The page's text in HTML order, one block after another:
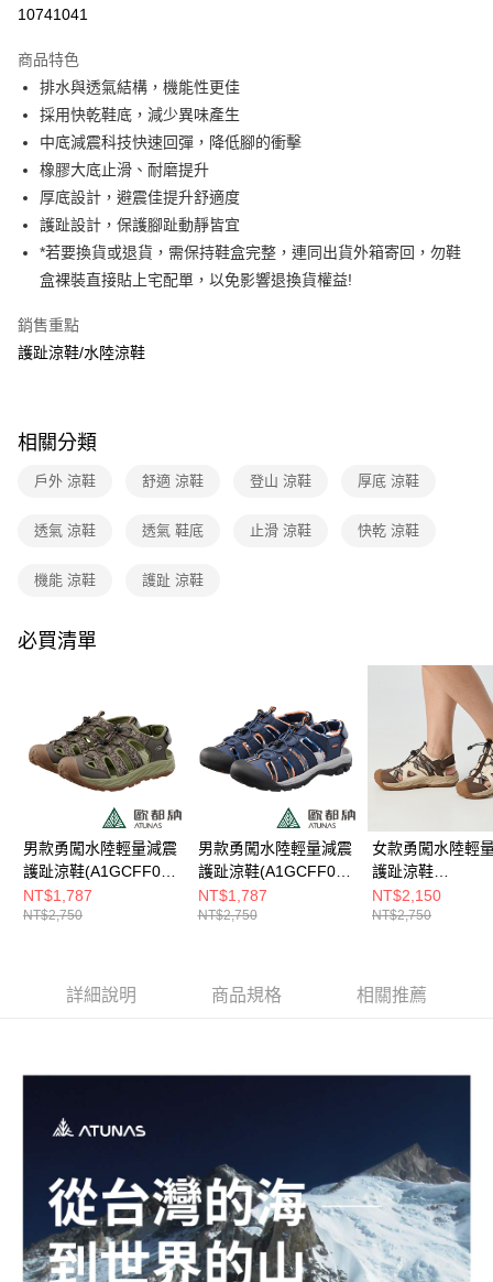
上海商業儲蓄銀行
臺灣中小企業銀行
匯豐（台灣）商業銀行
聯邦商業銀行
元大商業銀行
永豐商業銀行
玉山商業銀行
台灣樂天信用卡公司
合作金庫商業銀行
上海商業儲蓄銀行
國泰世華商業銀行
匯豐（台灣）商業銀行
聯邦商業銀行
遠東國際商業銀行
元大商業銀行
玉山商業銀行
台新國際商業銀行
LINE Pay
Apple Pay
悠遊付
Google Pay
全盈+PAY
大哥付你分期
相關說明
【大哥付你分期使用說明】
1.本服務由台灣大哥大提供，台灣大哥大用戶可立即使用無須另外申請。
流程，驗證手機門號後，選擇欲分期的期數、繳款截止日，確認付款後即完
成交易。
法說明評估內容。
【繳款方式說明】
1.分期款項不併入電信帳單，「大哥付你分期」於每月結算日後寄送繳費提
醒簡訊。
帳／街口支付／iPASS MONEY」等通路繳費。
【注意事項】
1.本服務係由「台灣大哥大股份有限公司」（以下簡稱本公司）所提供，讓
買賣價金債權讓與本公司後，依約使用本公司帳單繳交帳款。
2.基於同意付款使用「大哥付你分期」之契約關係目的，商店將以您的個人
資料（包含姓名、電話或地址）提供予台灣大哥大進項蒐集、處理及利用，
3.完整用戶服務條款，請詳閱以下連結：https://oppay.tw/userRule
ATM付款
貨到付款
每筆NT$80，滿NT$790(含以上)免運費
付款後門市自取
每筆NT$80，滿NT$790(含以上)免運費
每筆NT$130，滿NT$2,000(含以上)免運費
10741041
商品特色
排水與透氣結構，機能性更佳
採用快乾鞋底，減少異味產生
中底減震科技快速回彈，降低腳的衝擊
橡膠大底止滑、耐磨提升
厚底設計，避震佳提升舒適度
護趾設計，保護腳趾動靜皆宜
*若要換貨或退貨，需保持鞋盒完整，連同出貨外箱寄回，勿鞋
盒裸裝直接貼上宅配單，以免影響退換貨權益!
銷售重點
護趾涼鞋/水陸涼鞋
相關分類
戶外 涼鞋 舒適 涼鞋 登山 涼鞋 厚底 涼鞋
透氣 涼鞋 透氣 鞋底 止滑 涼鞋 快乾 涼鞋
機能 涼鞋 護趾 涼鞋
必買清單
男款勇闖水陸輕量減震
護趾涼鞋(A1GCFF04
橄綠/護趾/朔溪涼鞋/快
乾/機能涼鞋/厚底減震)
NT$1,787
NT$2,750
男款勇闖水陸輕量減震
護趾涼鞋(A1GCFF02
深藍/透氣/護趾/朔溪涼
鞋/快乾/機能涼鞋)
NT$1,787
NT$2,750
女款勇闖水陸輕
護趾涼鞋
(A1GCGZ03N奶
趾/朔溪涼鞋/快乾
NT$2,150
NT$2,750
詳細說明 商品規格 相關推薦